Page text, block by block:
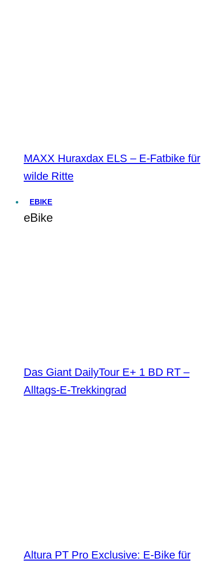
MAXX Huraxdax ELS – E-Fatbike für
wilde Ritte
EBIKE
eBike
Das Giant DailyTour E+ 1 BD RT –
Alltags-E-Trekkingrad
Altura PT Pro Exclusive: E-Bike für